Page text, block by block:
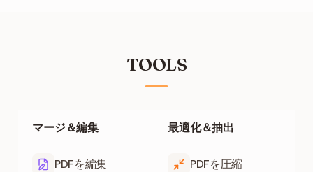
TOOLS
マージ＆編集
PDFを編集
最適化＆抽出
PDFを圧縮